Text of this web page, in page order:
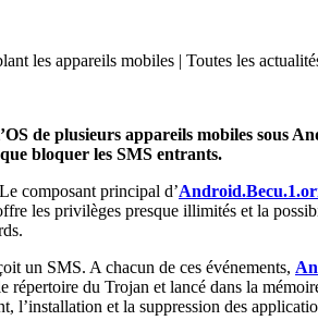
les appareils mobiles | Toutes les
de plusieurs appareils mobiles sous
bloquer les SMS entrants.
composant principal d’
les privilèges presque illimités et la
un SMS. A chacun de ces événements,
répertoire du Trojan et lancé dans la
l’installation et la suppression des